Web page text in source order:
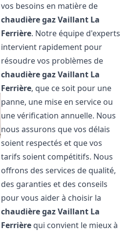
vos besoins en matière de
chaudière gaz Vaillant La
Ferrière. Notre équipe d'experts
intervient rapidement pour
résoudre vos problèmes de
chaudière gaz Vaillant La
Ferrière, que ce soit pour une
panne, une mise en service ou
une vérification annuelle. Nous
nous assurons que vos délais
soient respectés et que vos
tarifs soient compétitifs. Nous
offrons des services de qualité,
des garanties et des conseils
pour vous aider à choisir la
chaudière gaz Vaillant La
Ferrière qui convient le mieux à